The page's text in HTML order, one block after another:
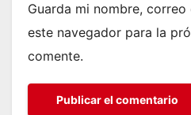
Guarda mi nombre,
este navegador para la
comente.